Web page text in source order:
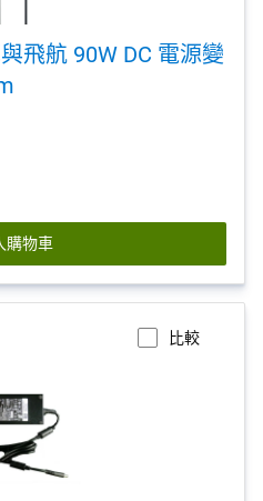
飛航 90W DC 電源變
購物車
比較